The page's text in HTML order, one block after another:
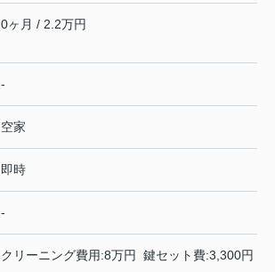
0ヶ月 / 2.2万円
-
空家
即時
-
クリーニング費用:8万円 鍵セット費:3,300円